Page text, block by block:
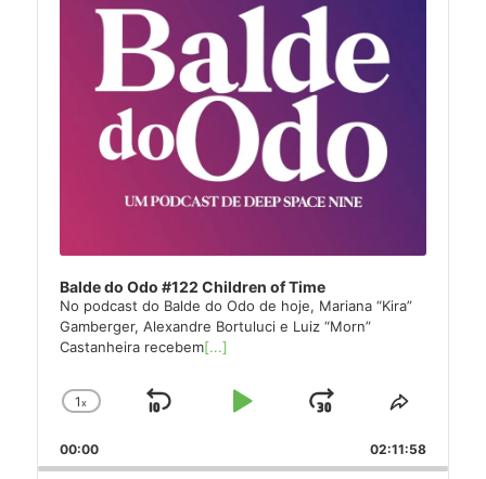
Balde do Odo #122 Children of Time
No podcast do Balde do Odo de hoje, Mariana “Kira”
Gamberger, Alexandre Bortuluci e Luiz “Morn”
Castanheira recebem[...]
Change
Rate
1x
Skip
Play
Jump
Forward
Share
Episode
00:00 02:11:58